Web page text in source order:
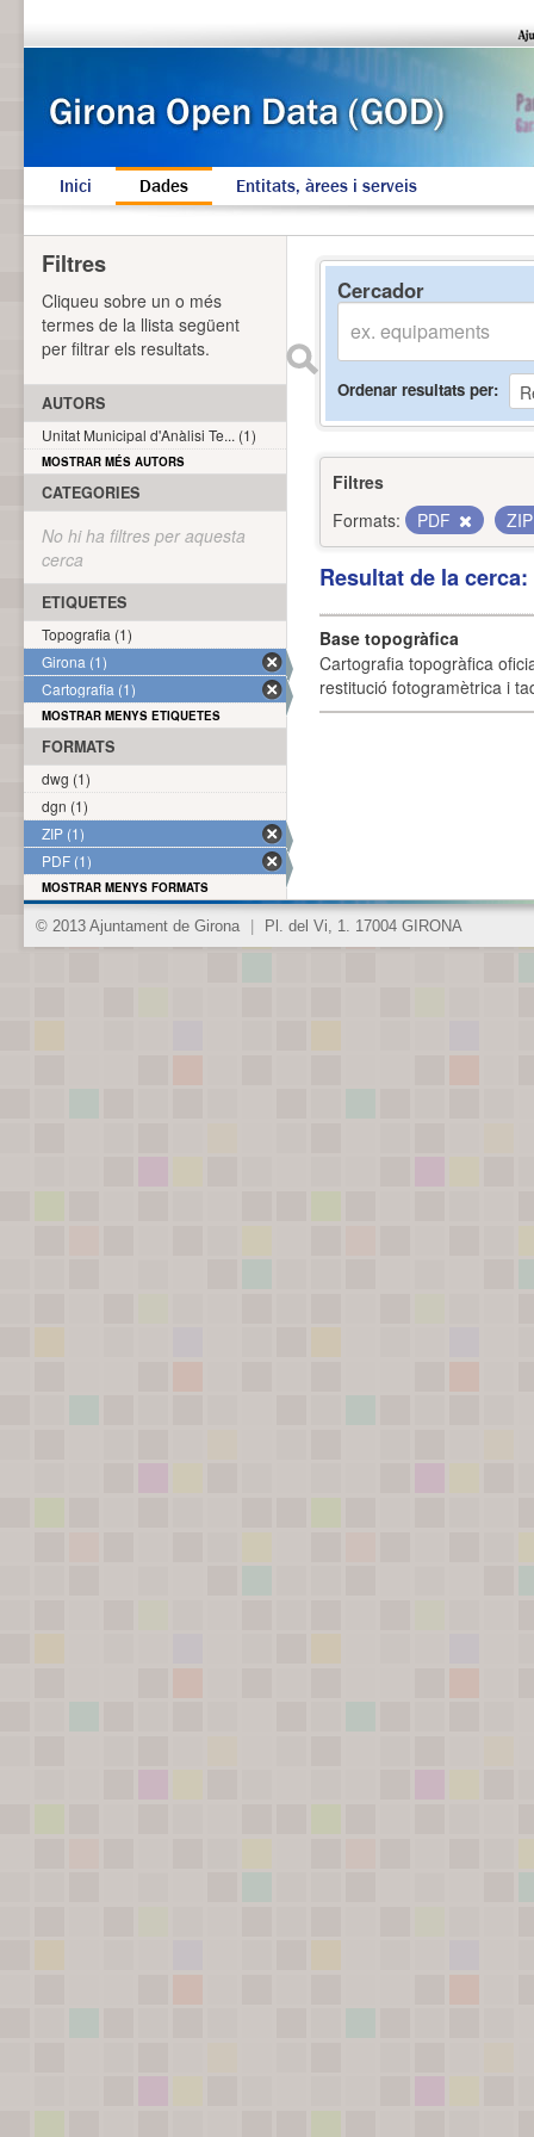
Inici Dades Entitats, àrees i serveis
Cercador
Ordenar resultats per
Filtres
Formats:
PDF
Resultat de la
Base topogràfica
Cartografia topogràfica
restitució fotogramètrica i
Filtres
Cliqueu sobre un o més
termes de la llista següent
per filtrar els resultats.
AUTORS
Unitat Municipal d'Anàlisi Te... (1)
MOSTRAR MÉS AUTORS
CATEGORIES
No hi ha filtres per aquesta
cerca
ETIQUETES
Topografia (1)
Girona (1)
Cartografia (1)
MOSTRAR MENYS ETIQUETES
FORMATS
dwg (1)
dgn (1)
ZIP (1)
PDF (1)
MOSTRAR MENYS FORMATS
© 2013 Ajuntament de Girona Pl. del Vi, 1. 17004 GIRONA